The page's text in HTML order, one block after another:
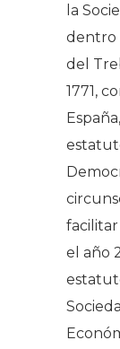
la
dentro
del
1771,
facilitar
el año